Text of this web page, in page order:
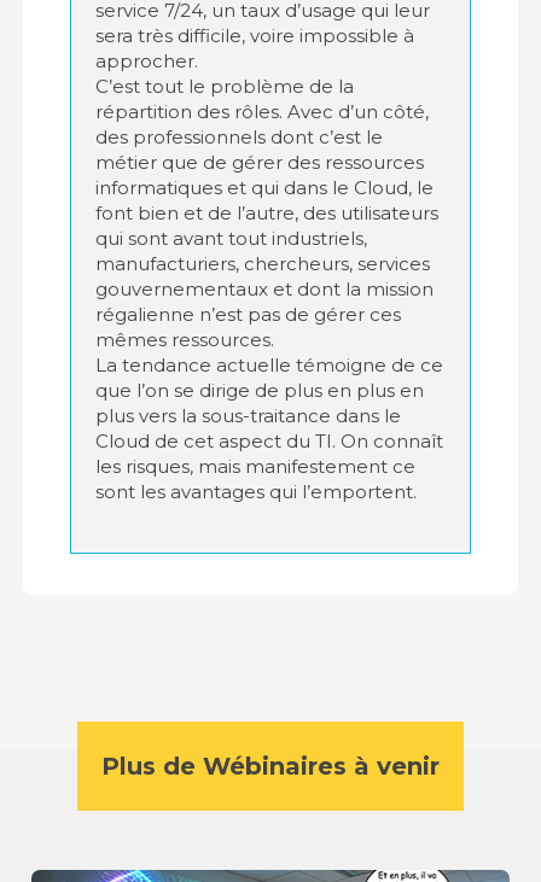
service 7/24, un taux d’usage qui leur
sera très difficile, voire impossible à
approcher.
C’est tout le problème de la
répartition des rôles. Avec d’un côté,
des professionnels dont c’est le
métier que de gérer des ressources
informatiques et qui dans le Cloud, le
font bien et de l’autre, des utilisateurs
qui sont avant tout industriels,
manufacturiers, chercheurs, services
gouvernementaux et dont la mission
régalienne n’est pas de gérer ces
mêmes ressources.
La tendance actuelle témoigne de ce
que l’on se dirige de plus en plus en
plus vers la sous-traitance dans le
Cloud de cet aspect du TI. On connaît
les risques, mais manifestement ce
sont les avantages qui l’emportent.
Plus de Wébinaires à venir